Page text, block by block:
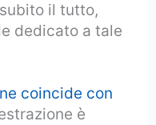
il tutto,
dedicato a tale
coincide con
è